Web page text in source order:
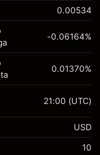
disponible para
0.00534
$1,000.00
-0.06164%
0.01370%
21:00 (UTC)
USD
10